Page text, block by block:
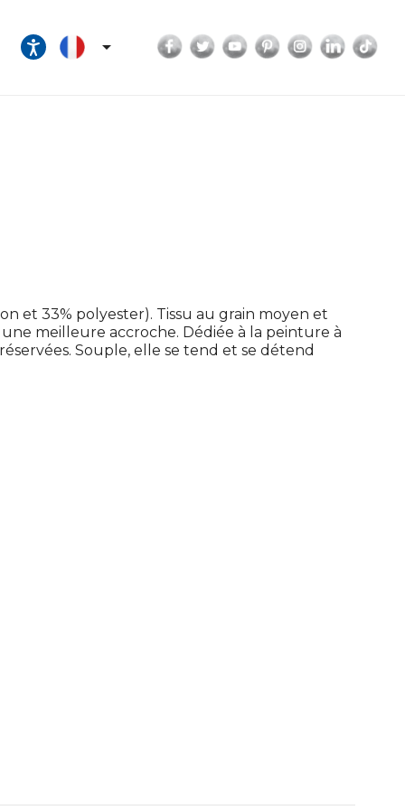
 Facebook
TwitterYouTubePinterestInstagram
et 33% polyester). Tissu au grain moyen et
meilleure accroche. Dédiée à la peinture à
Souple, elle se tend et se détend